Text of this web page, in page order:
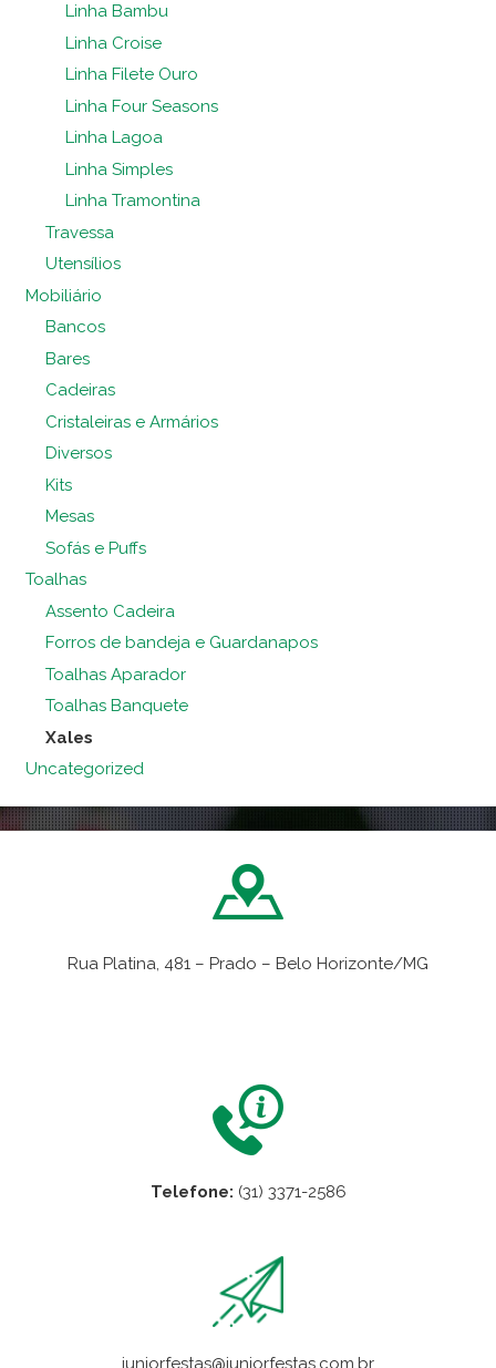
Linha Bambu
Linha Croise
Linha Filete Ouro
Linha Four Seasons
Linha Lagoa
Linha Simples
Linha Tramontina
Travessa
Utensílios
Mobiliário
Bancos
Bares
Cadeiras
Cristaleiras e Armários
Diversos
Kits
Mesas
Sofás e Puffs
Toalhas
Assento Cadeira
Forros de bandeja e Guardanapos
Toalhas Aparador
Toalhas Banquete
Xales
Uncategorized
Rua Platina, 481 – Prado – Belo Horizonte/MG
Telefone: (31) 3371-2586
juniorfestas@juniorfestas.com.br